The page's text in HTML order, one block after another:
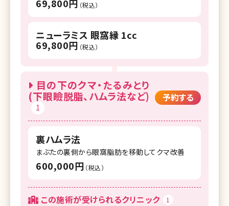
69,800円 （税込）
ニューラミス 眼窩縁 1cc
69,800円 （税込）
目の下のクマ・たるみとり
(下眼瞼脱脂、ハムラ法など)
1
予約する
裏ハムラ法
まぶたの裏側から眼窩脂肪を移動してクマ改善
600,000円 （税込）
この施術が受けられるクリニック 1